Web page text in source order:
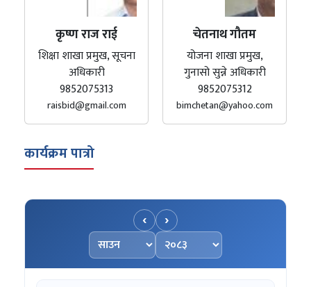
कृष्ण राज राई
शिक्षा शाखा प्रमुख, सूचना
अधिकारी
9852075313
raisbid@gmail.com
चेतनाथ गौतम
योजना शाखा प्रमुख,
गुनासो सुन्ने अधिकारी
9852075312
bimchetan@yahoo.com
कार्यक्रम पात्रो
‹
महिना चयन गर्नुहोस्
वर्ष चयन गर्नुहोस्
›